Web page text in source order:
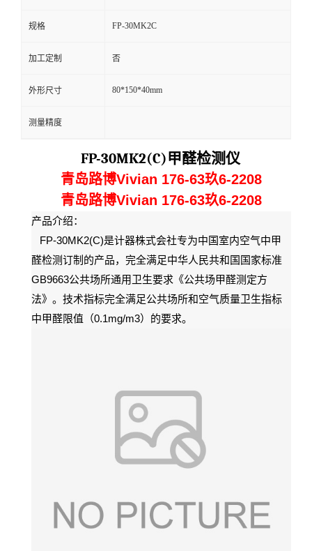
规格 FP-30MK2C
加工定制 否
外形尺寸 80*150*40mm
测量精度
FP-30MK2(C)甲醛检测仪
青岛路博Vivian 176-63玖6-2208
青岛路博Vivian 176-63玖6-2208
产品介绍：
FP-30MK2(C)是计器株式会社专为中国室内空气中甲
醛检测订制的产品，完全满足中华人民共和国国家标准
GB9663公共场所通用卫生要求《公共场甲醛测定方
法》。技术指标完全满足公共场所和空气质量卫生指标
中甲醛限值（0.1mg/m3）的要求。